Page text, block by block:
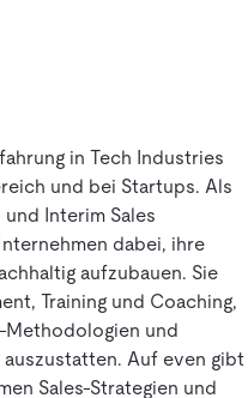
in Tech Industries
und bei Startups. Als
Interim Sales
dabei, ihre
aufzubauen. Sie
Training und Coaching,
Methodologien und
Auf even gibt
Sales-Strategien und